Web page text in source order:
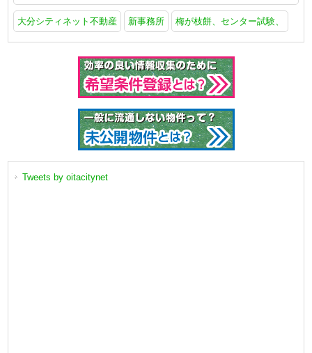
大分シティネット不動産 新事務所 梅が枝餅、センター試験、
Tweets by oitacitynet